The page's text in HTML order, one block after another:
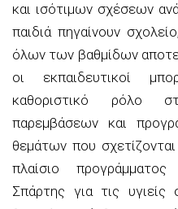
και ισότιμων σχέσεων
παιδιά πηγαίνουν
όλων των βαθμίδων
οι εκπαιδευτικοί
καθοριστικό ρόλο
παρεμβάσεων και
θεμάτων που
πλαίσιο
Σπάρτης για τις υγιείς